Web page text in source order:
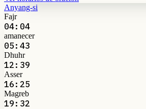
Anyang-si
Fajr
04:04
amanecer
05:43
Dhuhr
12:39
Asser
16:25
Magreb
19:32